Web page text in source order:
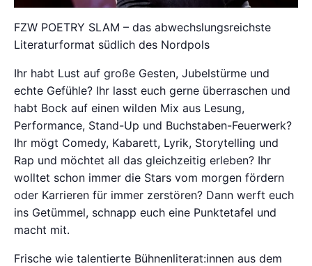
FZW POETRY SLAM – das abwechslungsreichste
Literaturformat südlich des Nordpols
Ihr habt Lust auf große Gesten, Jubelstürme und
echte Gefühle? Ihr lasst euch gerne überraschen und
habt Bock auf einen wilden Mix aus Lesung,
Performance, Stand-Up und Buchstaben-Feuerwerk?
Ihr mögt Comedy, Kabarett, Lyrik, Storytelling und
Rap und möchtet all das gleichzeitig erleben? Ihr
wolltet schon immer die Stars vom morgen fördern
oder Karrieren für immer zerstören? Dann werft euch
ins Getümmel, schnapp euch eine Punktetafel und
macht mit.
Frische wie talentierte Bühnenliterat:innen aus dem